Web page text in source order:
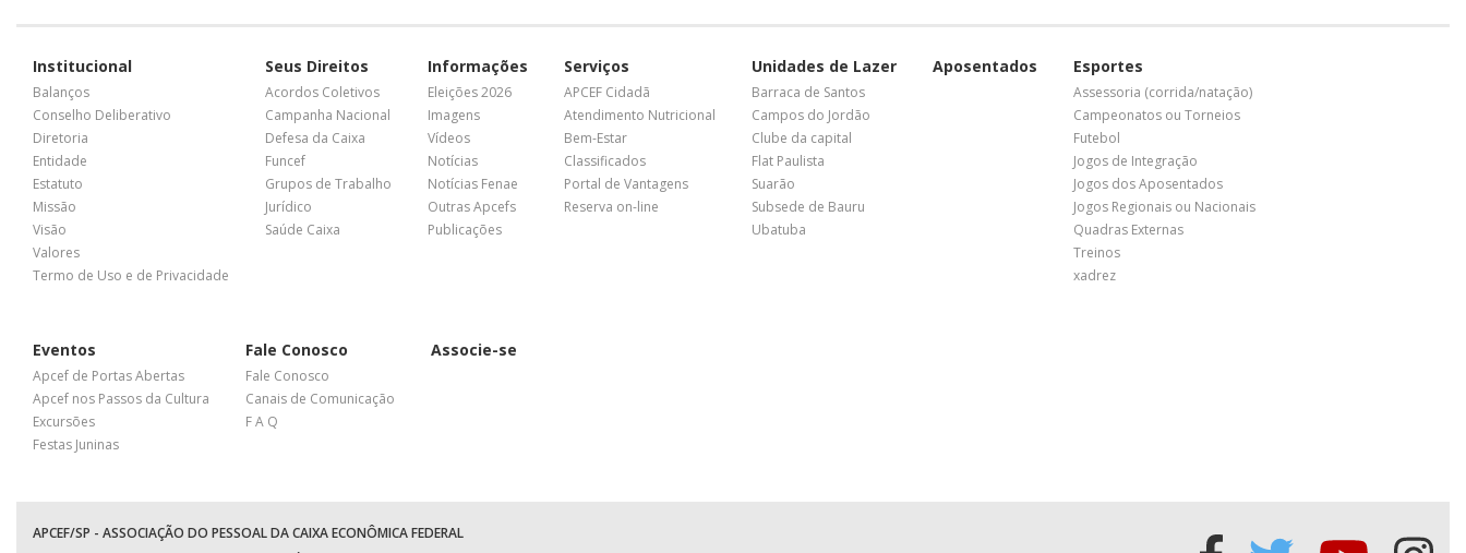
Institucional
Balanços
Conselho Deliberativo
Diretoria
Entidade
Estatuto
Missão
Visão
Valores
Termo de Uso e de Privacidade
Seus Direitos
Acordos Coletivos
Campanha Nacional
Defesa da Caixa
Funcef
Grupos de Trabalho
Jurídico
Saúde Caixa
Informações
Eleições 2026
Imagens
Vídeos
Notícias
Notícias Fenae
Outras Apcefs
Publicações
Serviços
APCEF Cidadã
Atendimento Nutricional
Bem-Estar
Classificados
Portal de Vantagens
Reserva on-line
Unidades de Lazer
Barraca de Santos
Campos do Jordão
Clube da capital
Flat Paulista
Suarão
Subsede de Bauru
Ubatuba
Aposentados Esportes
Assessoria (corrida/natação)
Campeonatos ou Torneios
Futebol
Jogos de Integração
Jogos dos Aposentados
Jogos Regionais ou Nacionais
Quadras Externas
Treinos
xadrez
Eventos
Apcef de Portas Abertas
Apcef nos Passos da Cultura
Excursões
Festas Juninas
Fale Conosco
Fale Conosco
Canais de Comunicação
F A Q
Associe-se
APCEF/SP - ASSOCIAÇÃO DO PESSOAL DA CAIXA ECONÔMICA FEDERAL